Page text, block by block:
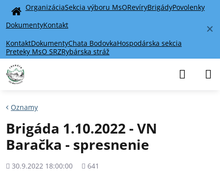
✕
Home
OrganizáciaSekcia výboru MsORevíryBrigádyPovolenky
DokumentyKontakt
KontaktDokumentyChata BodovkaHospodárska sekcia
Preteky MsO SRZRybárska stráž
Oznamy
Brigáda 1.10.2022 - VN
Baračka - spresnenie
Pridané
30.9.2022 18:00:00
Počet
641